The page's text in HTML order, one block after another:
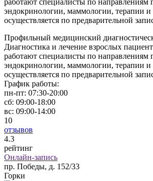
работают специалисты по направлениям
эндокринологии, маммологии, терапии
осуществляется по предварительной
Профильный медицинский
Диагностика и лечение взрослых
работают специалисты по направлениям
эндокринологии, маммологии, терапии
осуществляется по предварительной
График работы:
пн-пт: 07:30-20:00
сб: 09:00-18:00
вс: 09:00-14:00
10
отзывов
4.3
рейтинг
Онлайн-запись
пр. Победы, д. 152/33
Горки